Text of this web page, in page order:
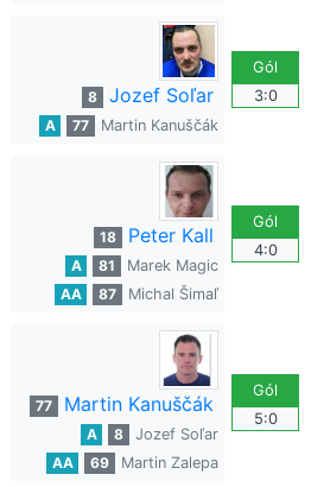
8 Jozef Soľar
A 77 Martin Kanuščák
Gól
3:0
18 Peter Kall
A 81
Marek Magic
AA
87 Michal Šimaľ
Gól
4:0
77 Martin Kanuščák
A 8
Jozef Soľar
AA
69 Martin Zalepa
Gól
5:0